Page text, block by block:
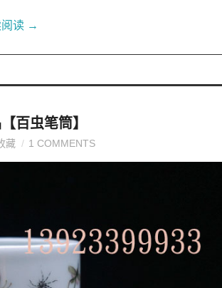
读 →
百虫笔筒】
藏 1 COMMENTS